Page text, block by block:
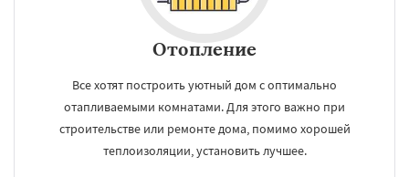
Отопление
Все хотят построить уютный дом с оптимально
отапливаемыми комнатами. Для этого важно при
строительстве или ремонте дома, помимо хорошей
теплоизоляции, установить лучшее.